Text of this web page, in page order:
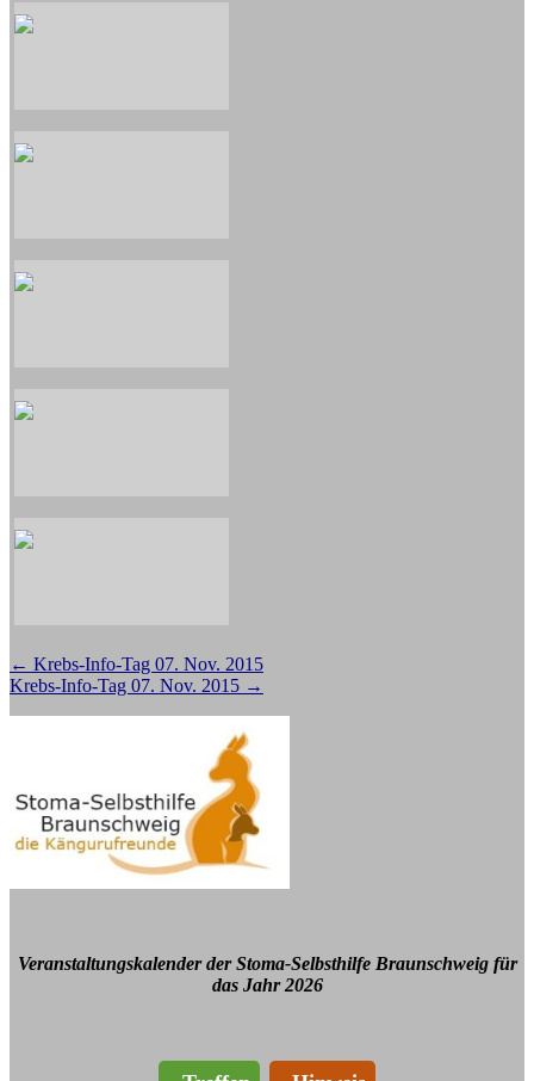
Beitragsnavigation
← Krebs-Info-Tag 07. Nov. 2015
Krebs-Info-Tag 07. Nov. 2015 →
Veranstaltungskalender der Stoma-Selbsthilfe Braunschweig für
das Jahr 2026